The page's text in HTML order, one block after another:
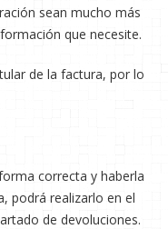
sean mucho más
que necesite.
de la factura, por lo
correcta y haberla
podrá realizarlo en el
de devoluciones.